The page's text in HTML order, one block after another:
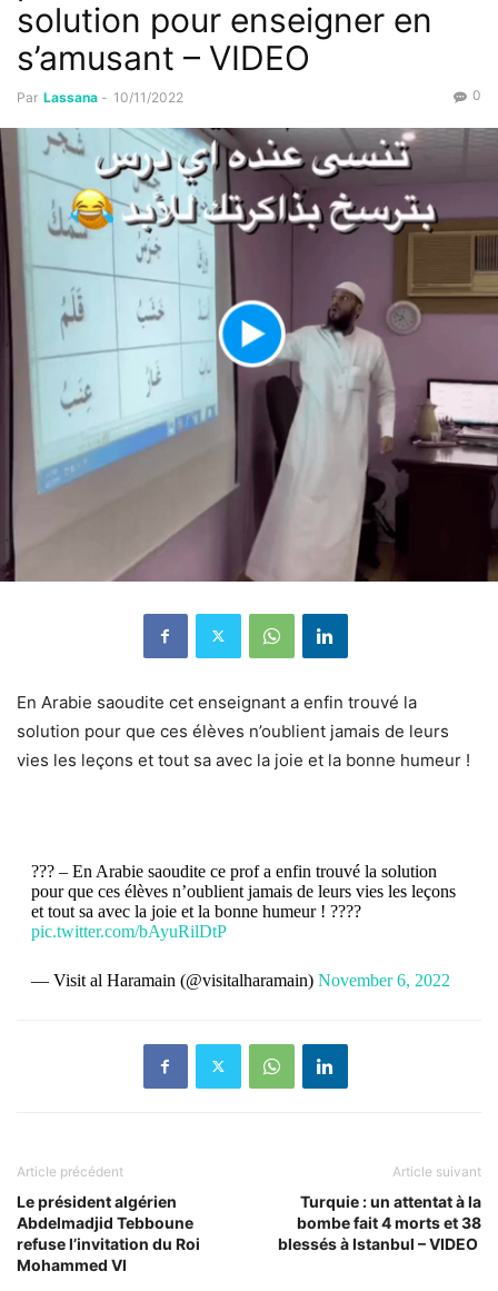
solution pour enseigner en
s’amusant – VIDEO
Par Lassana - 10/11/2022 0
En Arabie saoudite cet enseignant a enfin trouvé la
solution pour que ces élèves n’oublient jamais de leurs
vies les leçons et tout sa avec la joie et la bonne humeur !
??? – En Arabie saoudite ce prof a enfin trouvé la solution
pour que ces élèves n’oublient jamais de leurs vies les leçons
et tout sa avec la joie et la bonne humeur ! ????
pic.twitter.com/bAyuRilDtP
— Visit al Haramain (@visitalharamain) November 6, 2022
Article précédent
Le président algérien
Abdelmadjid Tebboune
refuse l’invitation du Roi
Mohammed VI
Article suivant
Turquie : un attentat à la
bombe fait 4 morts et 38
blessés à Istanbul – VIDEO